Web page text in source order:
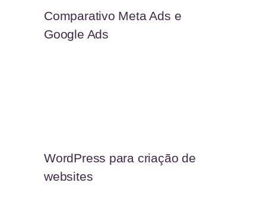
Comparativo Meta Ads e
Google Ads
WordPress para criação de
websites